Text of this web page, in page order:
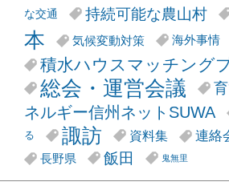
な交通 持続可能な農山村
本
気候変動対策 海外事情
積水ハウスマッチング
総会・運営会議
ネルギー信州ネットSUWA
る
諏訪 資料集 連絡
長野県 飯田 鬼無里